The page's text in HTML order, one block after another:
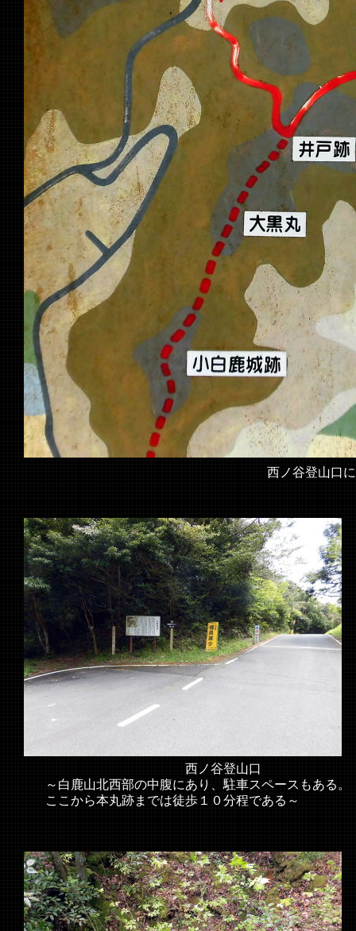
西ノ谷登山口
西ノ谷登山口
～白鹿山北西部の中腹にあり、駐車スペースもある。
ここから本丸跡までは徒歩１０分程である～